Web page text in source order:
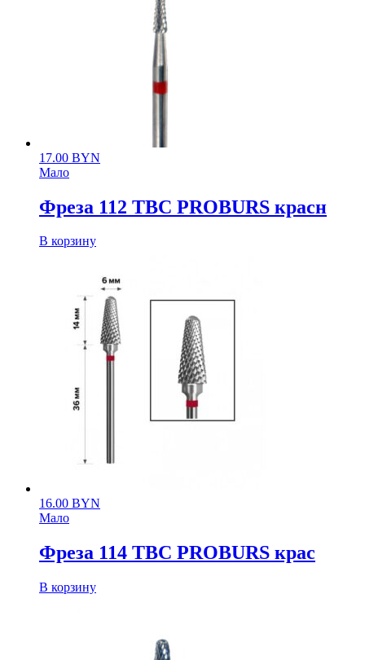
17.00 BYN
Мало
Фреза 112 ТВС PROBURS красн
В корзину
16.00 BYN
Мало
Фреза 114 ТВС PROBURS крас
В корзину